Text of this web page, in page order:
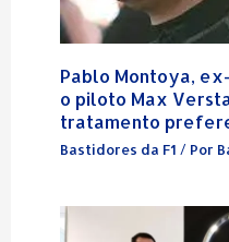
Pablo Montoya,
o piloto Max
tratamento
Bastidores da F1 / Por